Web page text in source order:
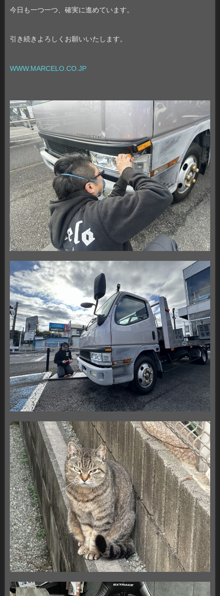
今日も一つ一つ、確実に進めています。
引き続きよろしくお願いいたします。
WWW.MARCELO.CO.JP